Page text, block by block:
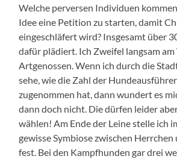
Welche perversen Individuen
Idee eine Petition zu starten, damit
eingeschläfert wird? Insgesamt über
dafür plädiert. Ich Zweifel langsam
Artgenossen. Wenn ich durch die
sehe, wie die Zahl der
zugenommen hat, dann wundert es
dann doch nicht. Die dürfen leider
wählen! Am Ende der Leine stelle ich
gewisse Symbiose zwischen
fest. Bei den Kampfhunden gar drei